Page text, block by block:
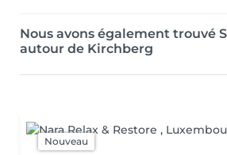
Nous avons également trouvé
autour de Kirchberg
Nouveau